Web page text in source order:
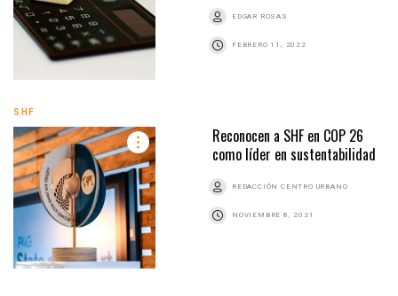
EDGAR ROSAS
FEBRERO 11, 2022
SHF
Reconocen a SHF en COP 26
como líder en sustentabilidad
REDACCIÓN CENTRO URBANO
NOVIEMBRE 8, 2021